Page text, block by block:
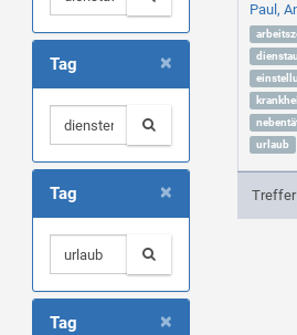
×
Tag
×
Tag
×
Tag
Paul,
urlaub
Treffer